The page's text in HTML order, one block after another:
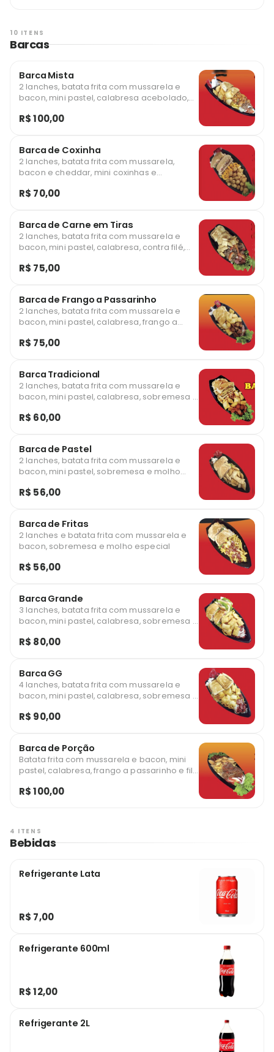
10 ITENS
Barcas
Barca Mista
2 lanches, batata frita com mussarela e
bacon, mini pastel, calabresa acebolado,
sobremesa e molho especial
R$ 100,00
Barca de Coxinha
2 lanches, batata frita com mussarela,
bacon e cheddar, mini coxinhas e
R$ 70,00
Barca de Carne em Tiras
2 lanches, batata frita com mussarela e
bacon, mini pastel, calabresa, contra filé,
R$ 75,00
Barca de Frango a Passarinho
2 lanches, batata frita com mussarela e
bacon, mini pastel, calabresa, frango a
R$ 75,00
Barca Tradicional
2 lanches, batata frita com mussarela e
bacon, mini pastel, calabresa, sobremesa e
R$ 60,00
Barca de Pastel
2 lanches, batata frita com mussarela e
bacon, mini pastel, sobremesa e molho
R$ 56,00
Barca de Fritas
2 lanches e batata frita com mussarela e
bacon, sobremesa e molho especial
R$ 56,00
Barca Grande
3 lanches, batata frita com mussarela e
bacon, mini pastel, calabresa, sobremesa e
R$ 80,00
Barca GG
4 lanches, batata frita com mussarela e
bacon, mini pastel, calabresa, sobremesa e
R$ 90,00
Barca de Porção
Batata frita com mussarela e bacon, mini
pastel, calabresa, frango a passarinho e filé
R$ 100,00
4 ITENS
Bebidas
Refrigerante Lata
R$ 7,00
Refrigerante 600ml
R$ 12,00
Refrigerante 2L